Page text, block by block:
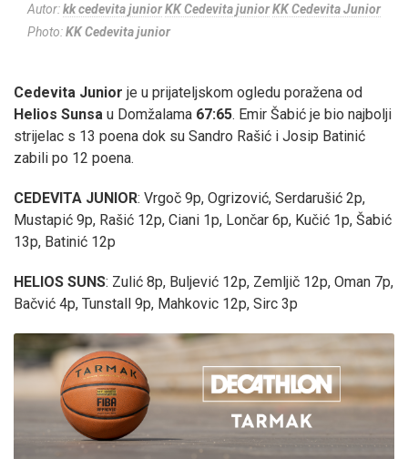
Autor:kk cedevita juniorKK Cedevita juniorKK Cedevita Junior
Photo:KK Cedevita junior
Cedevita Junior je u prijateljskom ogledu poražena od
Helios Sunsa u Domžalama 67:65. Emir Šabić je bio najbolji
strijelac s 13 poena dok su Sandro Rašić i Josip Batinić
zabili po 12 poena.
CEDEVITA JUNIOR: Vrgoč 9p, Ogrizović, Serdarušić 2p,
Mustapić 9p, Rašić 12p, Ciani 1p, Lončar 6p, Kučić 1p, Šabić
13p, Batinić 12p
HELIOS SUNS: Zulić 8p, Buljević 12p, Zemljič 12p, Oman 7p,
Bačvić 4p, Tunstall 9p, Mahkovic 12p, Sirc 3p